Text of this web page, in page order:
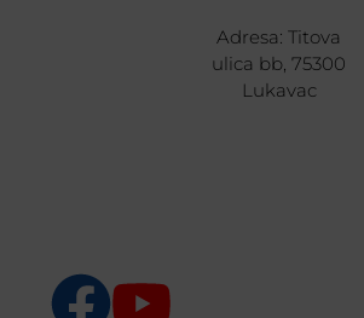
Adresa: Titova
ulica bb, 75300
Lukavac